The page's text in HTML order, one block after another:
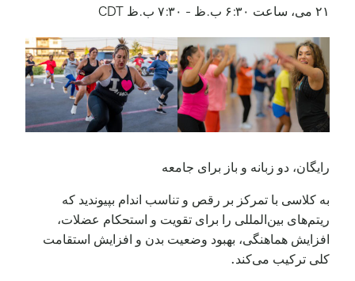
۲۱ می، ساعت ۶:۳۰ ب.ظ - ۷:۳۰ ب.ظ CDT
رایگان، دو زبانه و باز برای جامعه
به کلاسی با تمرکز بر رقص و تناسب اندام بپیوندید که
ریتم‌های بین‌المللی را برای تقویت و استحکام عضلات،
افزایش هماهنگی، بهبود وضعیت بدن و افزایش استقامت
کلی ترکیب می‌کند.